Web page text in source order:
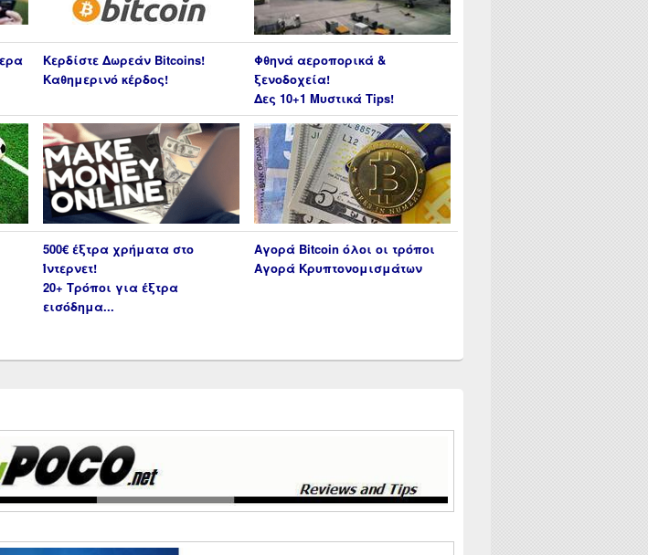
Κερδίστε Δωρεάν Bitcoins!
Καθημερινό κέρδος!
Φθηνά αεροπορικά &
ξενοδοχεία!
Δες 10+1 Μυστικά Tips!
500€ έξτρα χρήματα στο
Ίντερνετ!
20+ Τρόποι για έξτρα
εισόδημα...
Αγορά Bitcoin όλοι οι τρόποι
Αγορά Κρυπτονομισμάτων